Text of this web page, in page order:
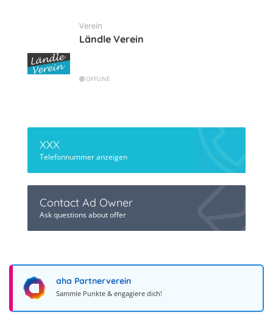
Verein
Ländle Verein
OFFLINE
XXX
Telefonnummer anzeigen
Contact Ad Owner
Ask questions about offer
aha Partnerverein
Sammle Punkte & engagiere dich!